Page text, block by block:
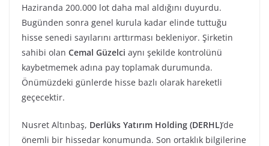
Haziranda 200.000 lot daha mal aldığını duyurdu.
Bugünden sonra genel kurula kadar elinde tuttuğu
hisse senedi sayılarını arttırması bekleniyor. Şirketin
sahibi olan Cemal Güzelci aynı şekilde kontrolünü
kaybetmemek adına pay toplamak durumunda.
Önümüzdeki günlerde hisse bazlı olarak hareketli
geçecektir.
Nusret Altınbaş, Derlüks Yatırım Holding (DERHL)’de
önemli bir hissedar konumunda. Son ortaklık bilgilerine